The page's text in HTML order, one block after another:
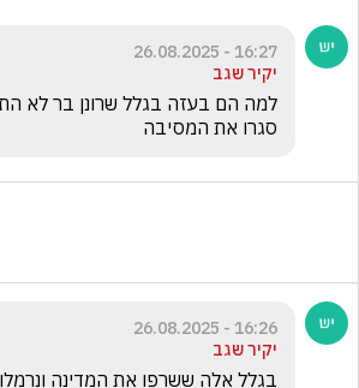
16:27 - 26.08.2025
יקיר שגב
סגרו את המסיבה
16:26 - 26.08.2025
יקיר שגב